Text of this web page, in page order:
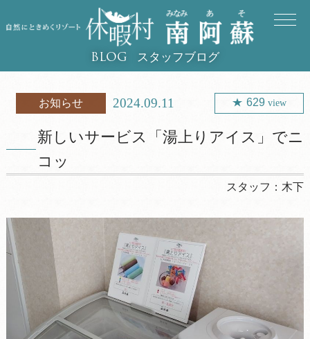
BLOG スタッフブログ
お知らせ 2024.09.11 629 view
新しいサービス「湯上りアイス」でニ
コッ
スタッフ： 木下